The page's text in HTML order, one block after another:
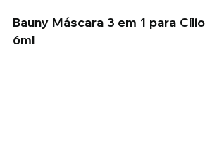
Bauny Máscara 3 em 1 para
6ml